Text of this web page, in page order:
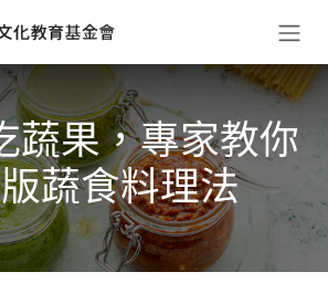
蔬果，專家教你
蔬食料理法